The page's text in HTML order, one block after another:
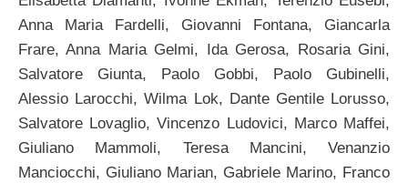
Anna Maria Fardelli, Giovanni Fontana, Giancarla
Frare, Anna Maria Gelmi, Ida Gerosa, Rosaria Gini,
Salvatore Giunta, Paolo Gobbi, Paolo Gubinelli,
Alessio Larocchi, Wilma Lok, Dante Gentile Lorusso,
Salvatore Lovaglio, Vincenzo Ludovici, Marco Maffei,
Giuliano Mammoli, Teresa Mancini, Venanzio
Manciocchi, Giuliano Marian, Gabriele Marino, Franco